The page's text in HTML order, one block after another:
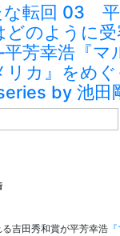
転回 03 平
のように受
芳幸浩『マ
カ』をめぐ
by 池田
吉田秀和賞が平芳幸浩